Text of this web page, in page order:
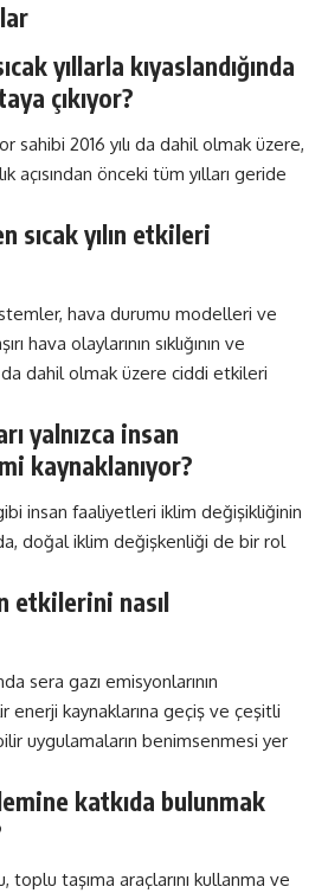
yıllarla kıyaslandığında
çıkıyor?
sahibi 2016 yılı da dahil olmak üzere,
açısından önceki tüm yılları geride
sıcak yılın etkileri
hava durumu modelleri ve
hava olaylarının sıklığının ve
dahil olmak üzere ciddi etkileri
yalnızca insan
kaynaklanıyor?
insan faaliyetleri iklim değişikliğinin
doğal iklim değişkenliği de bir rol
etkilerini nasıl
sera gazı emisyonlarının
enerji kaynaklarına geçiş ve çeşitli
uygulamaların benimsenmesi yer
katkıda bulunmak
toplu taşıma araçlarını kullanma ve